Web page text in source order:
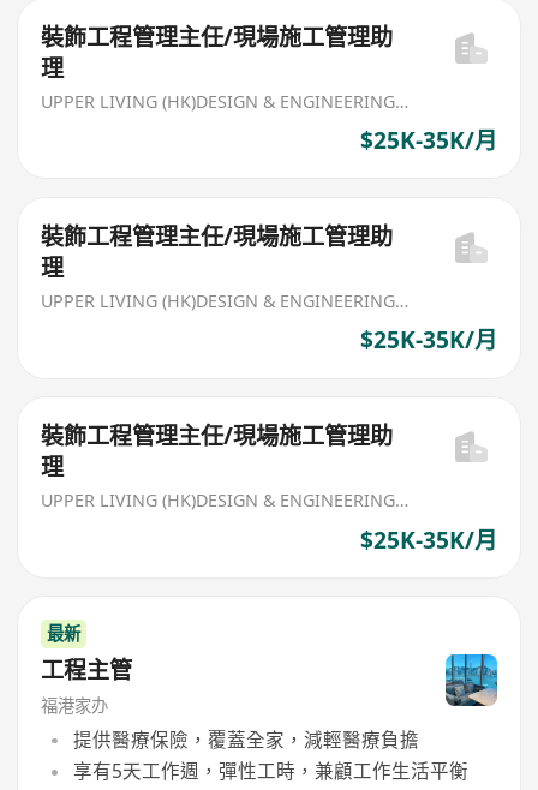
裝飾工程管理主任/現場施工管理助
理
UPPER LIVING (HK)DESIGN & ENGINEERING LIMITED
$25K-35K/月
裝飾工程管理主任/現場施工管理助
理
UPPER LIVING (HK)DESIGN & ENGINEERING LIMITED
$25K-35K/月
裝飾工程管理主任/現場施工管理助
理
UPPER LIVING (HK)DESIGN & ENGINEERING LIMITED
$25K-35K/月
最新
工程主管
福港家办
提供醫療保險，覆蓋全家，減輕醫療負擔
享有5天工作週，彈性工時，兼顧工作生活平衡